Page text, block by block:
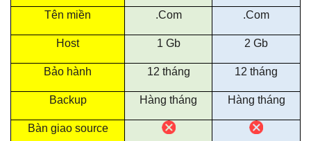
Tên miền .Com .Com
Host 1 Gb 2 Gb
Bảo hành 12 tháng 12 tháng
Backup Hàng tháng Hàng tháng
Bàn giao source